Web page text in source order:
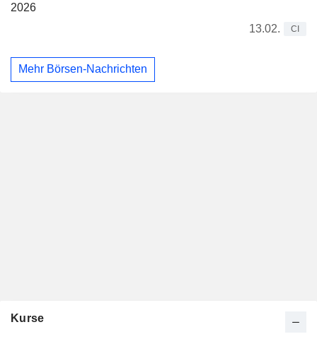
2026
13.02.
CI
Mehr Börsen-Nachrichten
Kurse